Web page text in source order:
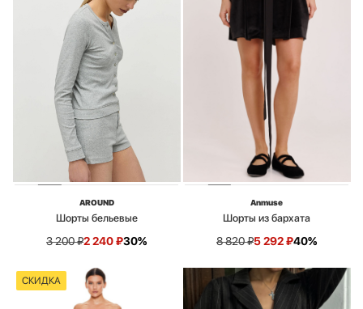
AROUND
Шорты бельевые
3 200₽2 240₽30%
Anmuse
Шорты из бархата
8 820₽5 292₽40%
СКИДКА